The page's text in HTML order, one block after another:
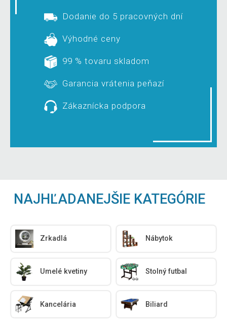
Dodanie do 5 pracovných dní
Výhodné ceny
99 % tovaru skladom
Garancia vrátenia peňazí
Zákaznícka podpora
NAJHĽADANEJŠIE KATEGÓRIE
Zrkadlá Nábytok
Umelé kvetiny Stolný futbal
Kancelária Biliard